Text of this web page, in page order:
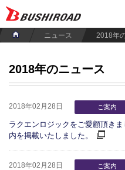
ニュース 2018年
2018年のニュース
2018年02月28日 ご案内
ラクエンロジックをご愛顧頂き
内を掲載いたしました。
2018年02月28日 ご案内